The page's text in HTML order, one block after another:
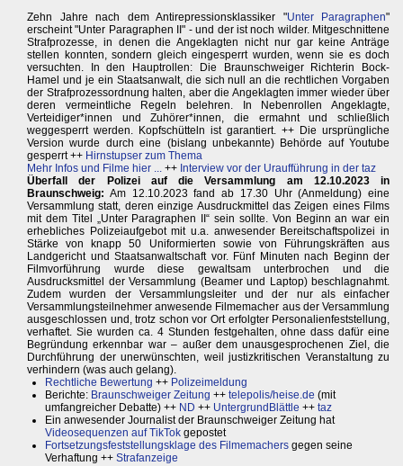
Zehn Jahre nach dem Antirepressionsklassiker "Unter Paragraphen"
erscheint "Unter Paragraphen II" - und der ist noch wilder. Mitgeschnittene
Strafprozesse, in denen die Angeklagten nicht nur gar keine Anträge
stellen konnten, sondern gleich eingesperrt wurden, wenn sie es doch
versuchten. In den Hauptrollen: Die Braunschweiger Richterin Bock-
Hamel und je ein Staatsanwalt, die sich null an die rechtlichen Vorgaben
der Strafprozessordnung halten, aber die Angeklagten immer wieder über
deren vermeintliche Regeln belehren. In Nebenrollen Angeklagte,
Verteidiger*innen und Zuhörer*innen, die ermahnt und schließlich
weggesperrt werden. Kopfschütteln ist garantiert. ++ Die ursprüngliche
Version wurde durch eine (bislang unbekannte) Behörde auf Youtube
gesperrt ++ Hirnstupser zum Thema
Mehr Infos und Filme hier ... ++ Interview vor der Uraufführung in der taz
Überfall der Polizei auf die Versammlung am 12.10.2023 in
Braunschweig: Am 12.10.2023 fand ab 17.30 Uhr (Anmeldung) eine
Versammlung statt, deren einzige Ausdruckmittel das Zeigen eines Films
mit dem Titel „Unter Paragraphen II“ sein sollte. Von Beginn an war ein
erhebliches Polizeiaufgebot mit u.a. anwesender Bereitschaftspolizei in
Stärke von knapp 50 Uniformierten sowie von Führungskräften aus
Landgericht und Staatsanwaltschaft vor. Fünf Minuten nach Beginn der
Filmvorführung wurde diese gewaltsam unterbrochen und die
Ausdrucksmittel der Versammlung (Beamer und Laptop) beschlagnahmt.
Zudem wurden der Versammlungsleiter und der nur als einfacher
Versammlungsteilnehmer anwesende Filmemacher aus der Versammlung
ausgeschlossen und, trotz schon vor Ort erfolgter Personalienfeststellung,
verhaftet. Sie wurden ca. 4 Stunden festgehalten, ohne dass dafür eine
Begründung erkennbar war – außer dem unausgesprochenen Ziel, die
Durchführung der unerwünschten, weil justizkritischen Veranstaltung zu
verhindern (was auch gelang).
Rechtliche Bewertung ++ Polizeimeldung
Berichte: Braunschweiger Zeitung ++ telepolis/heise.de (mit
umfangreicher Debatte) ++ ND ++ UntergrundBlättle ++ taz
Ein anwesender Journalist der Braunschweiger Zeitung hat
Videosequenzen auf TikTok gepostet
Fortsetzungsfeststellungsklage des Filmemachers gegen seine
Verhaftung ++ Strafanzeige